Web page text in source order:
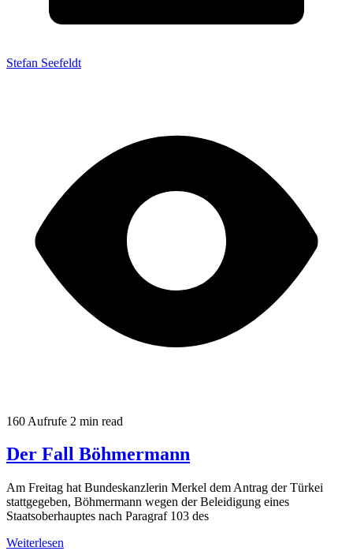
Stefan Seefeldt
160 Aufrufe 2 min read
Der Fall Böhmermann
Am Freitag hat Bundeskanzlerin Merkel dem Antrag der Türkei
stattgegeben, Böhmermann wegen der Beleidigung eines
Staatsoberhauptes nach Paragraf 103 des
Weiterlesen